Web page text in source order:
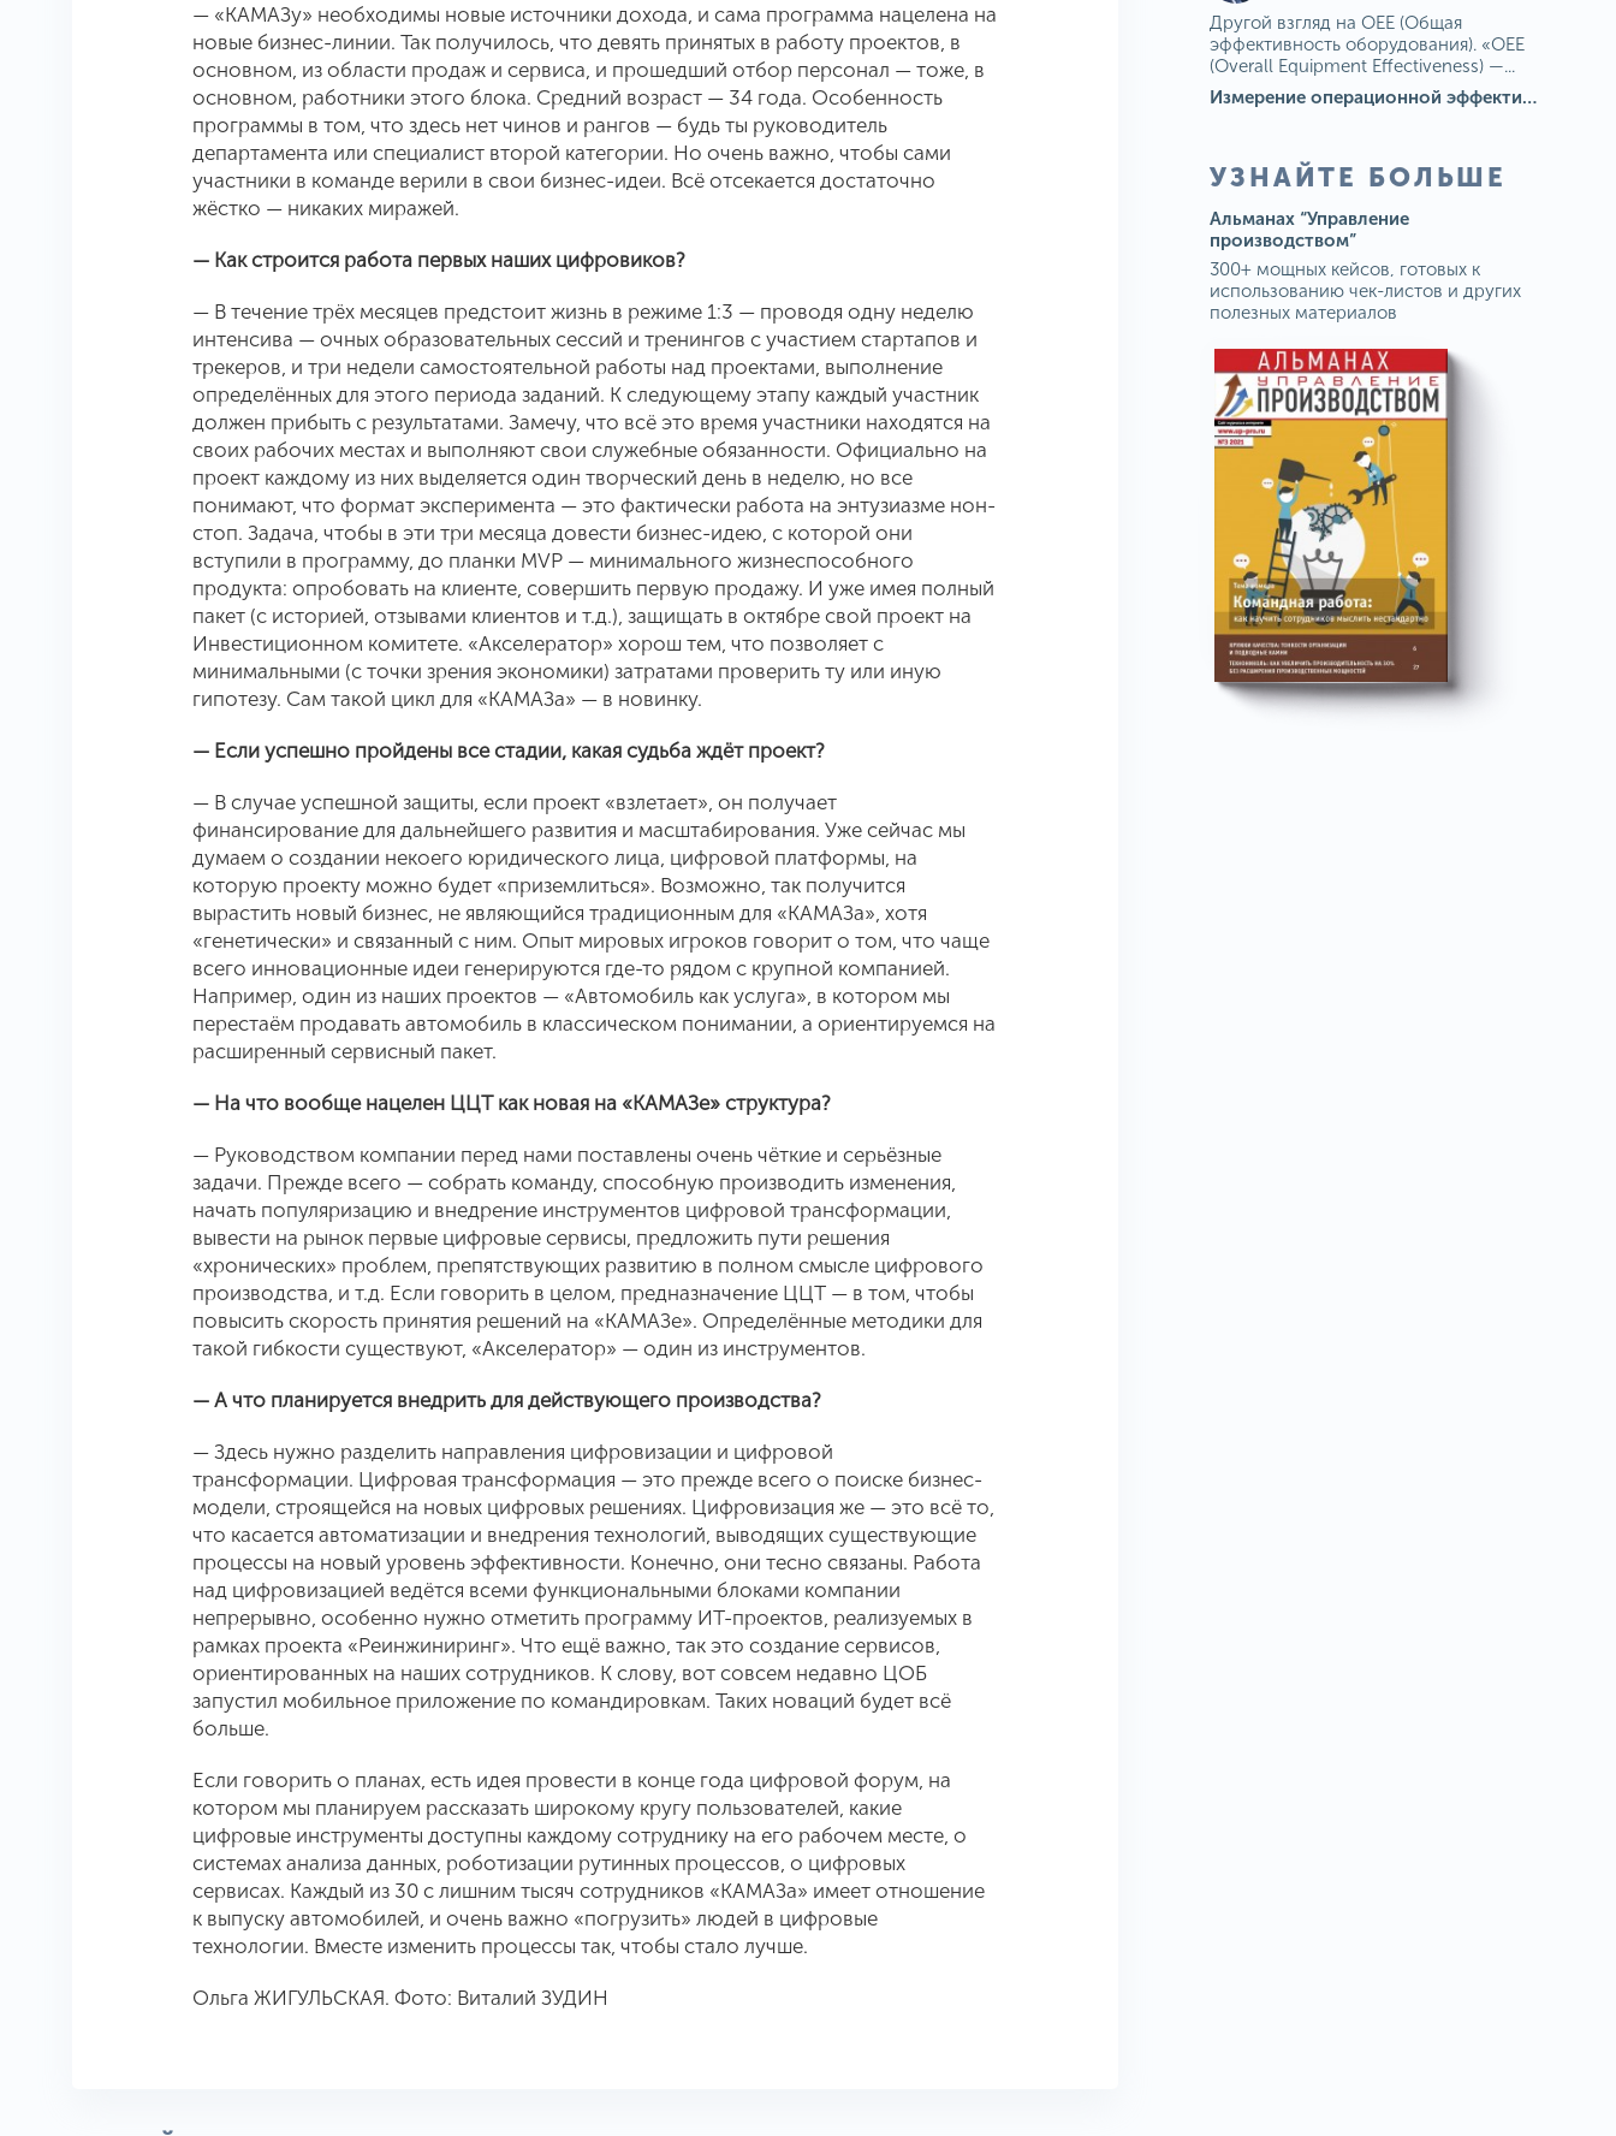
— «КАМАЗу» необходимы новые источники дохода, и сама программа нацелена на
новые бизнес-линии. Так получилось, что девять принятых в работу проектов, в
основном, из области продаж и сервиса, и прошедший отбор персонал — тоже, в
основном, работники этого блока. Средний возраст — 34 года. Особенность
программы в том, что здесь нет чинов и рангов — будь ты руководитель
департамента или специалист второй категории. Но очень важно, чтобы сами
участники в команде верили в свои бизнес-идеи. Всё отсекается достаточно
жёстко — никаких миражей.
— Как строится работа первых наших цифровиков?
— В течение трёх месяцев предстоит жизнь в режиме 1:3 — проводя одну неделю
интенсива — очных образовательных сессий и тренингов с участием стартапов и
трекеров, и три недели самостоятельной работы над проектами, выполнение
определённых для этого периода заданий. К следующему этапу каждый участник
должен прибыть с результатами. Замечу, что всё это время участники находятся на
своих рабочих местах и выполняют свои служебные обязанности. Официально на
проект каждому из них выделяется один творческий день в неделю, но все
понимают, что формат эксперимента — это фактически работа на энтузиазме нон-
стоп. Задача, чтобы в эти три месяца довести бизнес-идею, с которой они
вступили в программу, до планки MVP — минимального жизнеспособного
продукта: опробовать на клиенте, совершить первую продажу. И уже имея полный
пакет (с историей, отзывами клиентов и т.д.), защищать в октябре свой проект на
Инвестиционном комитете. «Акселератор» хорош тем, что позволяет с
минимальными (с точки зрения экономики) затратами проверить ту или иную
гипотезу. Сам такой цикл для «КАМАЗа» — в новинку.
— Если успешно пройдены все стадии, какая судьба ждёт проект?
— В случае успешной защиты, если проект «взлетает», он получает
финансирование для дальнейшего развития и масштабирования. Уже сейчас мы
думаем о создании некоего юридического лица, цифровой платформы, на
которую проекту можно будет «приземлиться». Возможно, так получится
вырастить новый бизнес, не являющийся традиционным для «КАМАЗа», хотя
«генетически» и связанный с ним. Опыт мировых игроков говорит о том, что чаще
всего инновационные идеи генерируются где-то рядом с крупной компанией.
Например, один из наших проектов — «Автомобиль как услуга», в котором мы
перестаём продавать автомобиль в классическом понимании, а ориентируемся на
расширенный сервисный пакет.
— На что вообще нацелен ЦЦТ как новая на «КАМАЗе» структура?
— Руководством компании перед нами поставлены очень чёткие и серьёзные
задачи. Прежде всего — собрать команду, способную производить изменения,
начать популяризацию и внедрение инструментов цифровой трансформации,
вывести на рынок первые цифровые сервисы, предложить пути решения
«хронических» проблем, препятствующих развитию в полном смысле цифрового
производства, и т.д. Если говорить в целом, предназначение ЦЦТ — в том, чтобы
повысить скорость принятия решений на «КАМАЗе». Определённые методики для
такой гибкости существуют, «Акселератор» — один из инструментов.
— А что планируется внедрить для действующего производства?
— Здесь нужно разделить направления цифровизации и цифровой
трансформации. Цифровая трансформация — это прежде всего о поиске бизнес-
модели, строящейся на новых цифровых решениях. Цифровизация же — это всё то,
что касается автоматизации и внедрения технологий, выводящих существующие
процессы на новый уровень эффективности. Конечно, они тесно связаны. Работа
над цифровизацией ведётся всеми функциональными блоками компании
непрерывно, особенно нужно отметить программу ИТ-проектов, реализуемых в
рамках проекта «Реинжиниринг». Что ещё важно, так это создание сервисов,
ориентированных на наших сотрудников. К слову, вот совсем недавно ЦОБ
запустил мобильное приложение по командировкам. Таких новаций будет всё
больше.
Если говорить о планах, есть идея провести в конце года цифровой форум, на
котором мы планируем рассказать широкому кругу пользователей, какие
цифровые инструменты доступны каждому сотруднику на его рабочем месте, о
системах анализа данных, роботизации рутинных процессов, о цифровых
сервисах. Каждый из 30 с лишним тысяч сотрудников «КАМАЗа» имеет отношение
к выпуску автомобилей, и очень важно «погрузить» людей в цифровые
технологии. Вместе изменить процессы так, чтобы стало лучше.
Ольга ЖИГУЛЬСКАЯ. Фото: Виталий ЗУДИН
Другой взгляд на OEE (Общая
эффективность оборудования). «OEE
(Overall Equipment Effectiveness) —...
Измерение операционной эффективности: ключевые показатели для непрерывного совершенствования
УЗНАЙТЕ БОЛЬШЕ
Альманах “Управление
производством”
300+ мощных кейсов, готовых к
использованию чек-листов и других
полезных материалов